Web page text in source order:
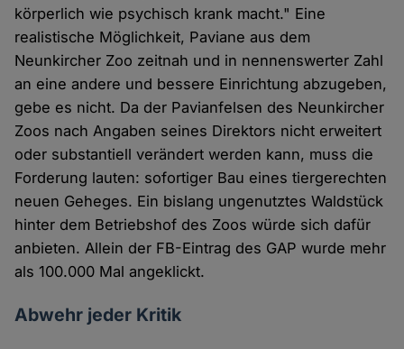
körperlich wie psychisch krank macht." Eine
realistische Möglichkeit, Paviane aus dem
Neunkircher Zoo zeitnah und in nennenswerter Zahl
an eine andere und bessere Einrichtung abzugeben,
gebe es nicht. Da der Pavianfelsen des Neunkircher
Zoos nach Angaben seines Direktors nicht erweitert
oder substantiell verändert werden kann, muss die
Forderung lauten: sofortiger Bau eines tiergerechten
neuen Geheges. Ein bislang ungenutztes Waldstück
hinter dem Betriebshof des Zoos würde sich dafür
anbieten. Allein der FB-Eintrag des GAP wurde mehr
als 100.000 Mal angeklickt.
Abwehr jeder Kritik